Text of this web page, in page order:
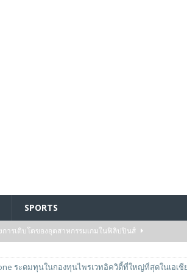
SPORTS
การเติบโตของอุตสาหกรรมเกมในฟิลิปปินส์
ระดมทุนในกองทุนไพรเวทอิควิตี้ที่ใหญ่ที่สุดในเอเชี